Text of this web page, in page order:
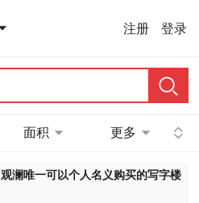
登录
注册
面积 更多
观澜唯一可以个人名义购买的写字楼